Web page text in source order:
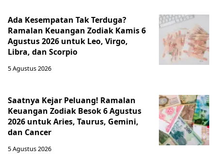
Ada Kesempatan Tak Terduga?
Ramalan Keuangan Zodiak Kamis 6
Agustus 2026 untuk Leo, Virgo,
Libra, dan Scorpio
5 Agustus 2026
Saatnya Kejar Peluang! Ramalan
Keuangan Zodiak Besok 6 Agustus
2026 untuk Aries, Taurus, Gemini,
dan Cancer
5 Agustus 2026